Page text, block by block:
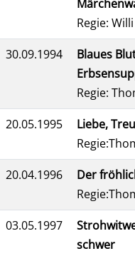
Regie:
30.09.1994
Blaues
Regie:
20.05.1995
Liebe,
20.04.1996
Der
03.05.1997
schwer